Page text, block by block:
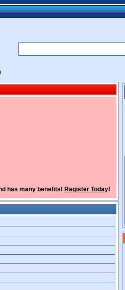
has many benefits! Register Today!